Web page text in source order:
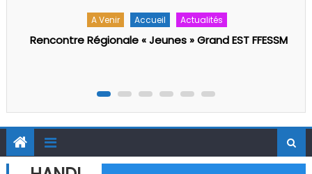
Calendrier Formation Secourisme
Calendrier formations secourisme 2025/26